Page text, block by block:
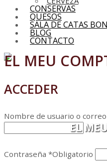
CONSERVAS
QUESOS
SALA DE CATAS
BLOG
CONTACTO
EL
EL MEU
ACCEDER
Nombre de usuario o
Contraseña *Obligatorio